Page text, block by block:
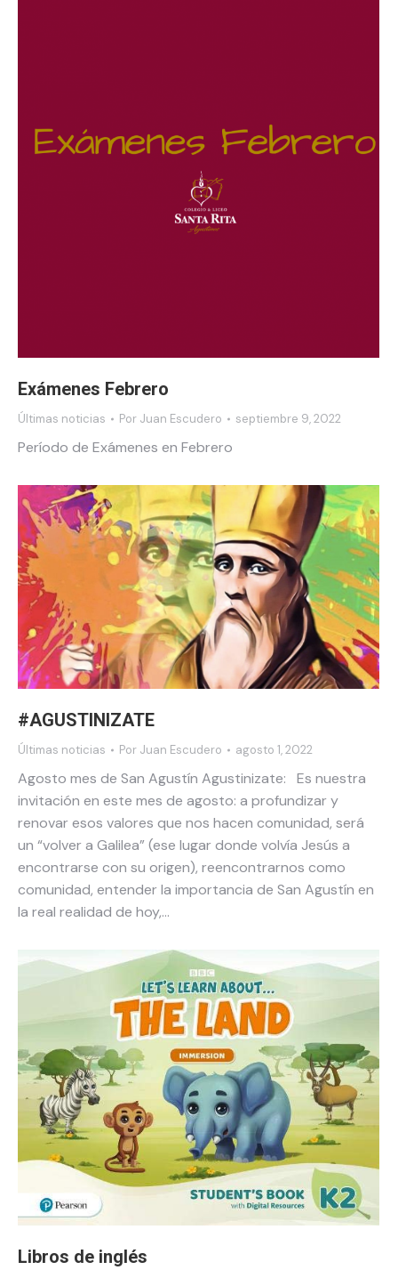
Exámenes Febrero
Últimas noticias Por Juan Escudero septiembre 9, 2022
Período de Exámenes en Febrero
#AGUSTINIZATE
Últimas noticias Por Juan Escudero agosto 1, 2022
Agosto mes de San Agustín Agustinizate: Es nuestra
invitación en este mes de agosto: a profundizar y
renovar esos valores que nos hacen comunidad, será
un “volver a Galilea” (ese lugar donde volvía Jesús a
encontrarse con su origen), reencontrarnos como
comunidad, entender la importancia de San Agustín en
la real realidad de hoy,…
Libros de inglés